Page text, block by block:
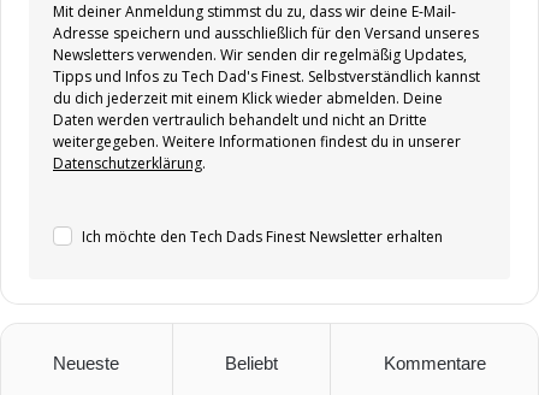
Mit deiner Anmeldung stimmst du zu, dass wir deine E-Mail-
Adresse speichern und ausschließlich für den Versand unseres
Newsletters verwenden. Wir senden dir regelmäßig Updates,
Tipps und Infos zu Tech Dad's Finest. Selbstverständlich kannst
du dich jederzeit mit einem Klick wieder abmelden. Deine
Daten werden vertraulich behandelt und nicht an Dritte
weitergegeben. Weitere Informationen findest du in unserer
Datenschutzerklärung.
Ich möchte den Tech Dads Finest Newsletter erhalten
Neueste Beliebt Kommentare